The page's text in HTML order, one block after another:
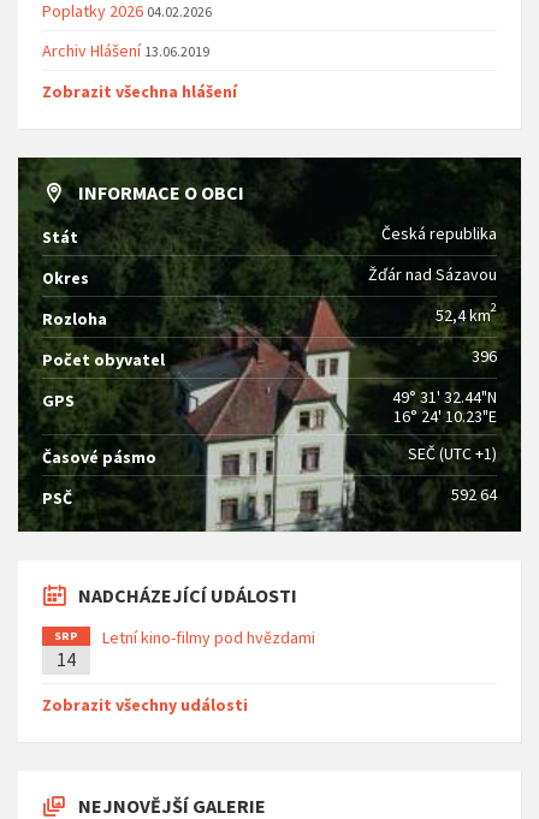
Poplatky 2026 04.02.2026
Archiv Hlášení 13.06.2019
Zobrazit všechna hlášení
INFORMACE O OBCI
Stát Česká republika
Okres Žďár nad Sázavou
Rozloha 52,4 km2
Počet obyvatel 396
GPS
49° 31' 32.44"N
16° 24' 10.23"E
Časové pásmo
SEČ (UTC +1)
PSČ 592 64
NADCHÁZEJÍCÍ UDÁLOSTI
SRP
14
Letní kino-filmy pod hvězdami
Zobrazit všechny události
NEJNOVĚJŠÍ GALERIE